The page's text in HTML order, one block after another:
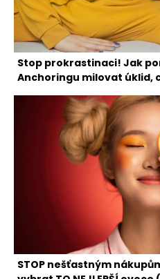
Stop prokrastinaci! Jak
Anchoringu milovat úklid,
STOP nešťastným